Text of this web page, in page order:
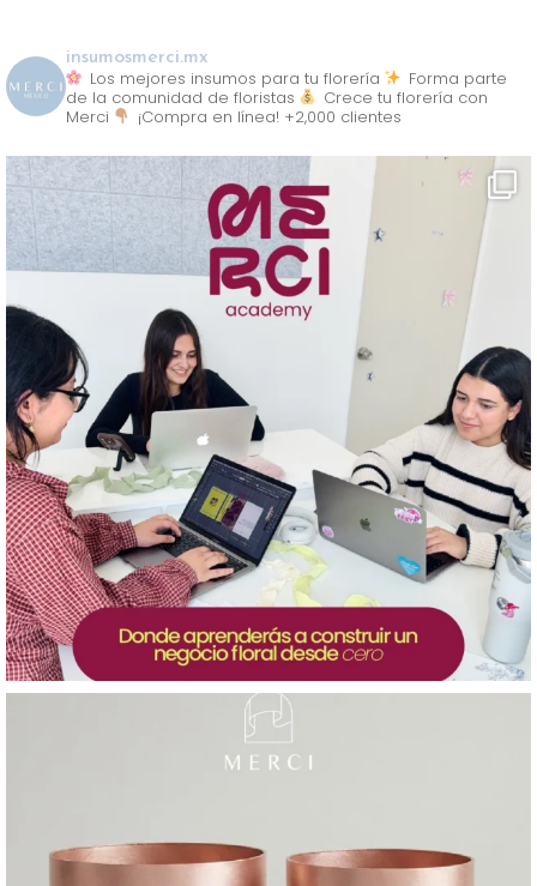
insumosmerci.mx
Los mejores insumos para tu florería
Forma parte
de la comunidad de floristas
Crece tu florería con
Merci
¡Compra en línea! +2,000 clientes